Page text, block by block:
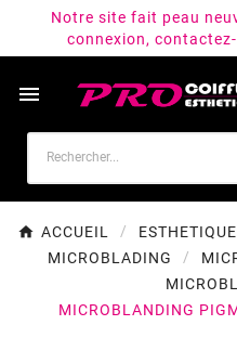
Notre site fait peau
connexion,

ACCUEIL ESTHETIQUE
MICROBLADING
MICROBLANDING